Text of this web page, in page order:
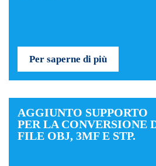
Per saperne di più
AGGIUNTO SUPPORTO
PER LA CONVERSIONE
FILE OBJ, 3MF E STP.